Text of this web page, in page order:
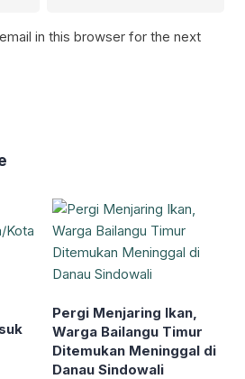
in this browser for the next
Pergi Menjaring Ikan,
Warga Bailangu Timur
Ditemukan Meninggal di
Danau Sindowali